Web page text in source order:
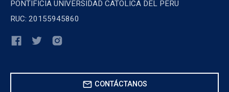
PONTIFICIA UNIVERSIDAD CATOLICA DEL PERU
RUC: 20155945860
mail CONTÁCTANOS